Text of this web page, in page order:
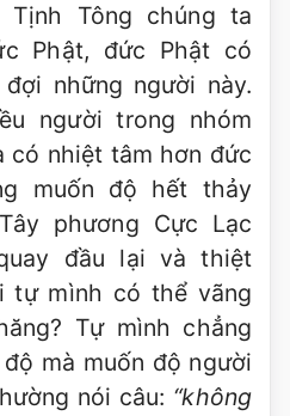
Tông chúng ta
Phật, đức Phật có
những người này.
người trong nhóm
có nhiệt tâm hơn đức
muốn độ hết thảy
phương Cực Lạc
đầu lại và thiệt
tự mình có thể vãng
Tự mình chẳng
mà muốn độ người
nói câu: “không